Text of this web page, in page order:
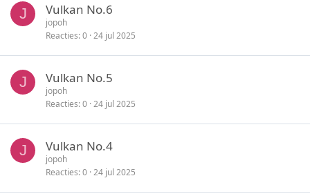
J Vulkan No.6
jopoh
Reacties 0 24 jul 2025
J Vulkan No.5
jopoh
Reacties 0 24 jul 2025
J Vulkan No.4
jopoh
Reacties 0 24 jul 2025